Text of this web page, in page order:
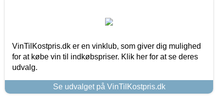
VinTilKostpris.dk er en vinklub, som giver dig mulighed
for at købe vin til indkøbspriser. Klik her for at se deres
udvalg.
Se udvalget på VinTilKostpris.dk